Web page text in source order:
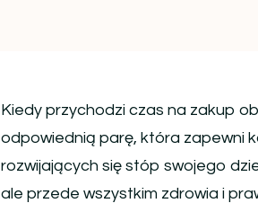
Kiedy przychodzi czas na zakup
odpowiednią parę, która zapewni
rozwijających się stóp swojego
ale przede wszystkim zdrowia i